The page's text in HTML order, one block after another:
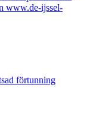
förtunning